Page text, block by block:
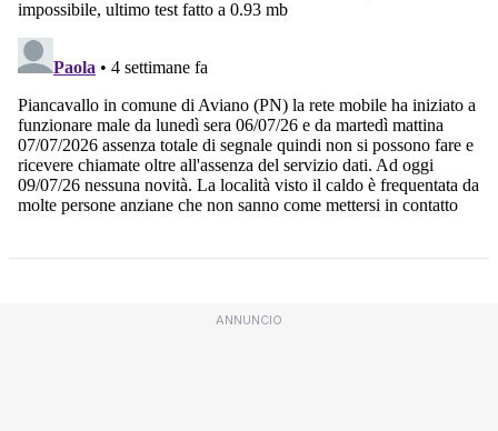
ANNUNCIO